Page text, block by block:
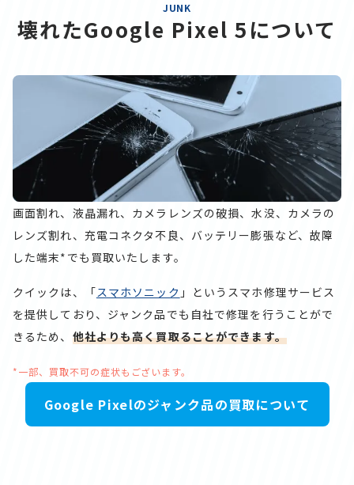
JUNK
壊れたGoogle Pixel 5について
画面割れ、液晶漏れ、カメラレンズの破損、水没、カメラの
レンズ割れ、充電コネクタ不良、バッテリー膨張など、故障
した端末*でも買取いたします。
クイックは、「スマホソニック 」というスマホ修理サービス
を提供しており、ジャンク品でも自社で修理を行うことがで
きるため、 他社よりも高く買取ることができます。
*一部、買取不可の症状もございます。
Google Pixelのジャンク品の買取について